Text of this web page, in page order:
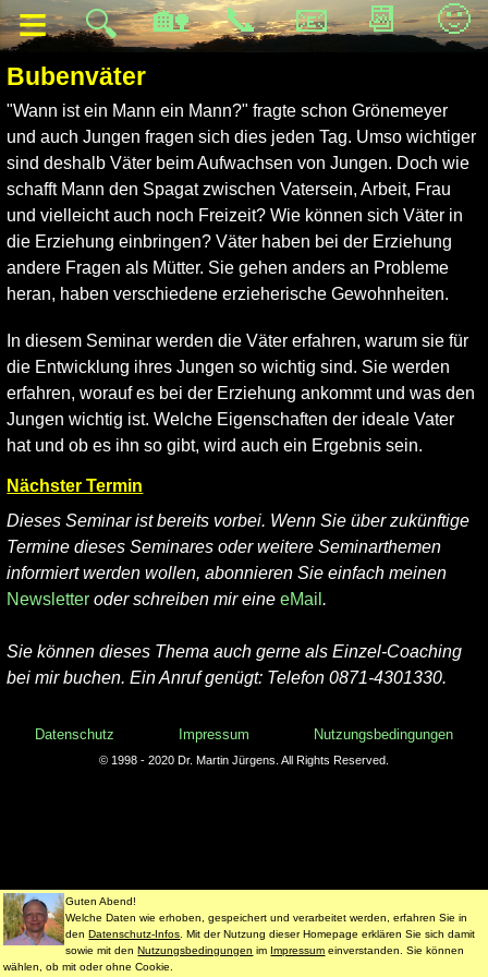
≡ 🔍 🏡 📞 📧 📆 🙂
Bubenväter
"Wann ist ein Mann ein Mann?" fragte schon Grönemeyer
und auch Jungen fragen sich dies jeden Tag. Umso wichtiger
sind deshalb Väter beim Aufwachsen von Jungen. Doch wie
schafft Mann den Spagat zwischen Vatersein, Arbeit, Frau
und vielleicht auch noch Freizeit? Wie können sich Väter in
die Erziehung einbringen? Väter haben bei der Erziehung
andere Fragen als Mütter. Sie gehen anders an Probleme
heran, haben verschiedene erzieherische Gewohnheiten.
In diesem Seminar werden die Väter erfahren, warum sie für
die Entwicklung ihres Jungen so wichtig sind. Sie werden
erfahren, worauf es bei der Erziehung ankommt und was den
Jungen wichtig ist. Welche Eigenschaften der ideale Vater
hat und ob es ihn so gibt, wird auch ein Ergebnis sein.
Nächster Termin
Dieses Seminar ist bereits vorbei. Wenn Sie über zukünftige
Termine dieses Seminares oder weitere Seminarthemen
informiert werden wollen, abonnieren Sie einfach meinen
Newsletter oder schreiben mir eineeMail.
Sie können dieses Thema auch gerne als Einzel-Coaching
bei mir buchen. Ein Anruf genügt: Telefon 0871-4301330.
Datenschutz Impressum Nutzungsbedingungen
© 1998 - 2020 Dr. Martin Jürgens. All Rights Reserved.
Guten Abend!
Welche Daten wie erhoben, gespeichert und verarbeitet werden, erfahren Sie in
denDatenschutz-Infos . Mit der Nutzung dieser Homepage erklären Sie sich damit
sowie mit denNutzungsbedingungen im Impressum einverstanden. Sie können
wählen, ob mit oder ohne Cookie.